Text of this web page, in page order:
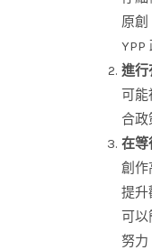
原
YPP
進行
可能
合政
在等
創作
提升
可以
努力